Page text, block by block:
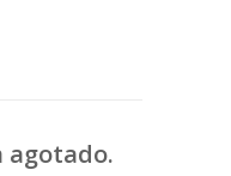
agotado.